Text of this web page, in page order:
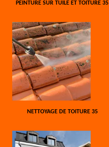
PEINTURE SUR TUILE ET TOITURE 35
NETTOYAGE DE TOITURE 35